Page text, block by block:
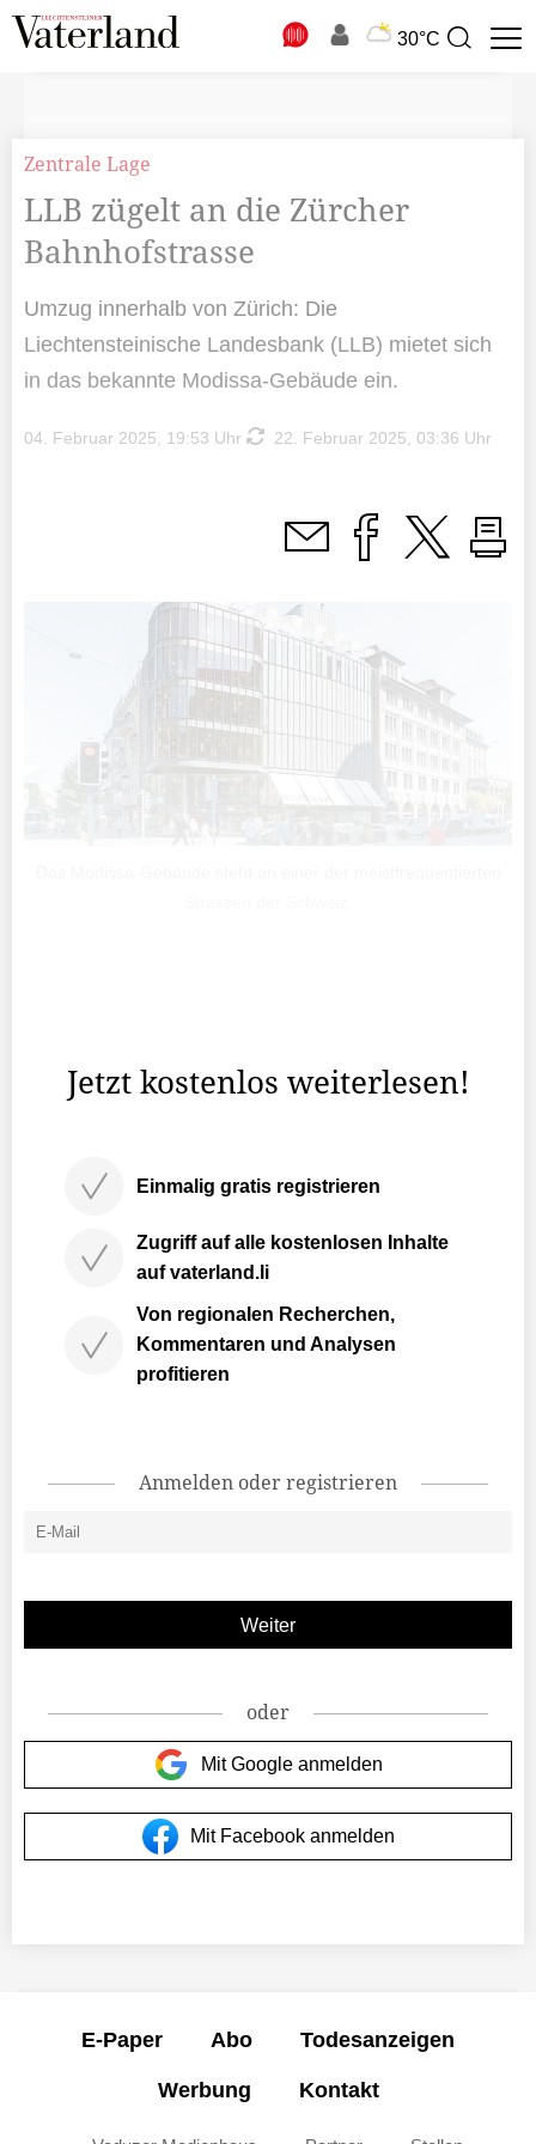
30°C
Suchbegriff
Zentrale Lage
LLB zügelt an die Zürcher
Bahnhofstrasse
Umzug innerhalb von Zürich: Die
Liechtensteinische Landesbank (LLB) mietet sich
in das bekannte Modissa-Gebäude ein.
04. Februar 2025, 19:53 Uhr 22. Februar 2025, 03:36 Uhr
Jetzt kostenlos weiterlesen!
Einmalig gratis registrieren
Zugriff auf alle kostenlosen Inhalte
auf vaterland.li
Von regionalen Recherchen,
Kommentaren und Analysen
profitieren
Anmelden oder registrieren
oder
Mit Google anmelden
Mit Facebook anmelden
E-Paper Abo Todesanzeigen
Werbung Kontakt